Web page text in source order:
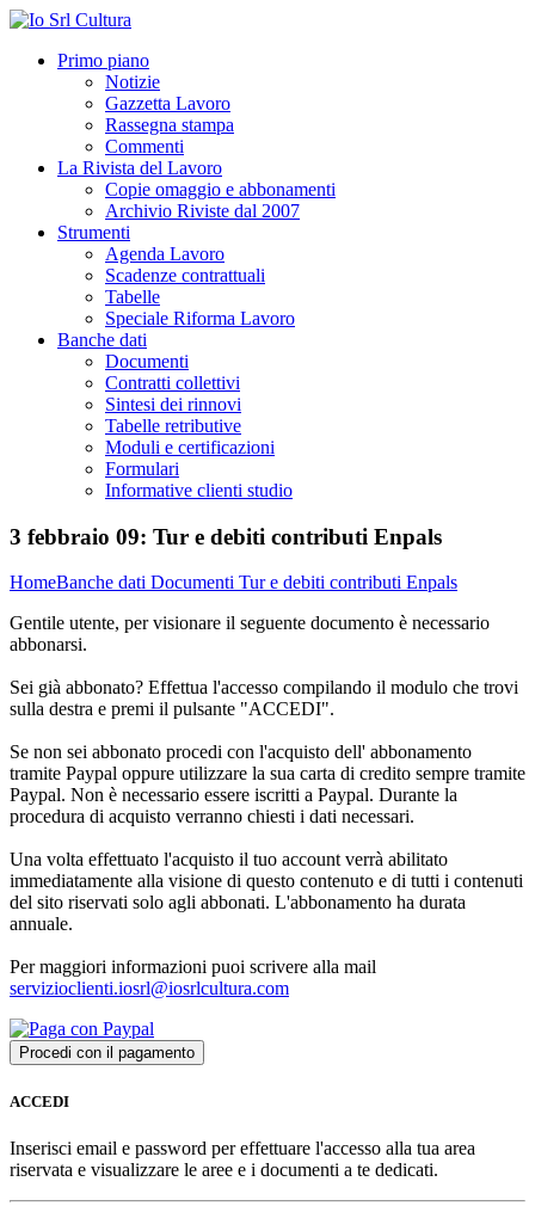
Primo piano
Notizie
Gazzetta Lavoro
Rassegna stampa
Commenti
La Rivista del Lavoro
Copie omaggio e abbonamenti
Archivio Riviste dal 2007
Strumenti
Agenda Lavoro
Scadenze contrattuali
Tabelle
Speciale Riforma Lavoro
Banche dati
Documenti
Contratti collettivi
Sintesi dei rinnovi
Tabelle retributive
Moduli e certificazioni
Formulari
Informative clienti studio
3 febbraio 09: Tur e debiti contributi Enpals
HomeBanche dati Documenti Tur e debiti contributi Enpals
Gentile utente, per visionare il seguente documento è necessario
abbonarsi.
Sei già abbonato? Effettua l'accesso compilando il modulo che trovi
sulla destra e premi il pulsante "ACCEDI".
Se non sei abbonato procedi con l'acquisto dell' abbonamento
tramite Paypal oppure utilizzare la sua carta di credito sempre tramite
Paypal. Non è necessario essere iscritti a Paypal. Durante la
procedura di acquisto verranno chiesti i dati necessari.
Una volta effettuato l'acquisto il tuo account verrà abilitato
immediatamente alla visione di questo contenuto e di tutti i contenuti
del sito riservati solo agli abbonati. L'abbonamento ha durata
annuale.
Per maggiori informazioni puoi scrivere alla mail
servizioclienti.iosrl@iosrlcultura.com
ACCEDI
Inserisci email e password per effettuare l'accesso alla tua area
riservata e visualizzare le aree e i documenti a te dedicati.